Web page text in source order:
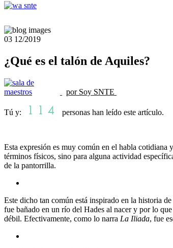
03 12/2019
¿Qué es el talón de Aquiles?
por Soy SNTE
Tú y: personas han leído este artículo.
Esta expresión es muy común en el habla cotidiana
términos físicos, sino para alguna actividad
de la pantorrilla.
Este dicho tan común está inspirado en la historia
fue bañado en un río del Hades al nacer y por lo que
débil. Efectivamente, como lo narra La Iliada, fue